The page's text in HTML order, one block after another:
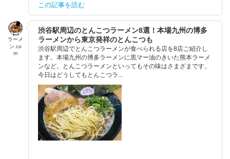
この記事を読む
ラーメ
ン.co
m
渋谷駅周辺のとんこつラーメン8選！本場九州の博多
ラーメンから東京発祥のとんこつも
渋谷駅周辺でとんこつラーメンが食べられる店を8店ご紹介し
ます。本場九州の博多ラーメンに黒マー油のきいた熊本ラーメ
ンなど。とんこつラーメンといってもその味はさまざまです。
今日はどうしてもとんこつラ...